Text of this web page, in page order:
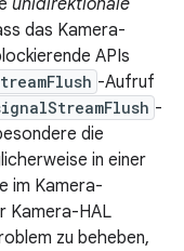
das Kamera-
APIs
-Aufruf
-
die
in einer
im Kamera-
Kamera-HAL
zu beheben,